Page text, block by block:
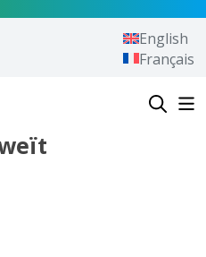
English
Français